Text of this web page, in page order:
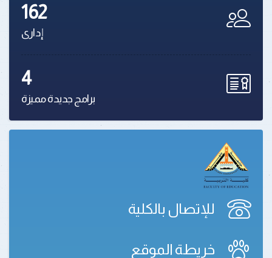
162
إدارى
4
برامج جديدة مميزة
للإتصال بالكلية
خريطة الموقع